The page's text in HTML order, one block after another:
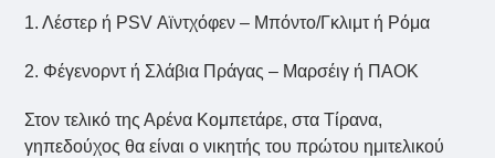
1. Λέστερ ή PSV Αϊντχόφεν – Μπόντο/Γκλιμτ ή Ρόμα
2. Φέγενορντ ή Σλάβια Πράγας – Μαρσέιγ ή ΠΑΟΚ
Στον τελικό της Αρένα Κομπετάρε, στα Τίρανα,
γηπεδούχος θα είναι ο νικητής του πρώτου ημιτελικού